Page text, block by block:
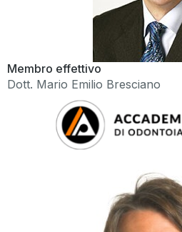
Membro effettivo
Dott. Mario Emilio Bresciano